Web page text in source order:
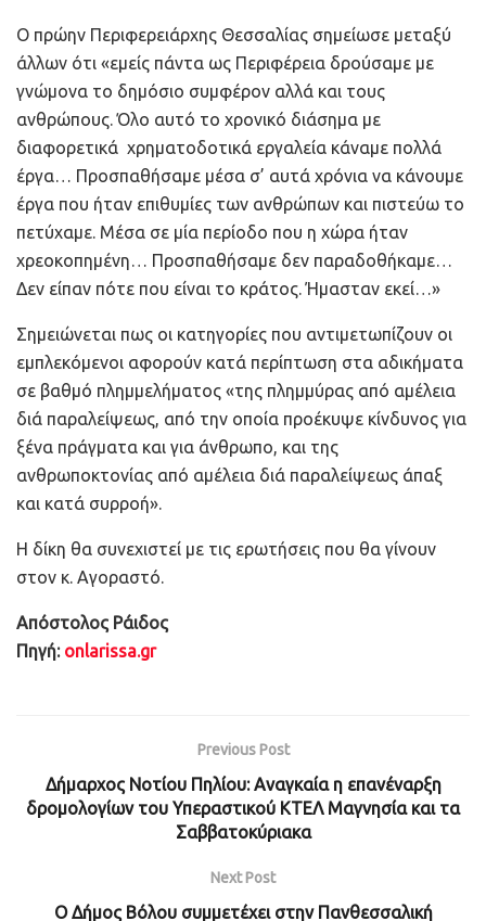
Ο πρώην Περιφερειάρχης Θεσσαλίας σημείωσε μεταξύ
άλλων ότι «εμείς πάντα ως Περιφέρεια δρούσαμε με
γνώμονα το δημόσιο συμφέρον αλλά και τους
ανθρώπους. Όλο αυτό το χρονικό διάσημα με
διαφορετικά χρηματοδοτικά εργαλεία κάναμε πολλά
έργα… Προσπαθήσαμε μέσα σ’ αυτά χρόνια να κάνουμε
έργα που ήταν επιθυμίες των ανθρώπων και πιστεύω το
πετύχαμε. Μέσα σε μία περίοδο που η χώρα ήταν
χρεοκοπημένη… Προσπαθήσαμε δεν παραδοθήκαμε…
Δεν είπαν πότε που είναι το κράτος. Ήμασταν εκεί…»
Σημειώνεται πως οι κατηγορίες που αντιμετωπίζουν οι
εμπλεκόμενοι αφορούν κατά περίπτωση στα αδικήματα
σε βαθμό πλημμελήματος «της πλημμύρας από αμέλεια
διά παραλείψεως, από την οποία προέκυψε κίνδυνος για
ξένα πράγματα και για άνθρωπο, και της
ανθρωποκτονίας από αμέλεια διά παραλείψεως άπαξ
και κατά συρροή».
Η δίκη θα συνεχιστεί με τις ερωτήσεις που θα γίνουν
στον κ. Αγοραστό.
Απόστολος Ράιδος
Πηγή: onlarissa.gr
Previous Post
Δήμαρχος Νοτίου Πηλίου: Αναγκαία η επανέναρξη
δρομολογίων του Υπεραστικού ΚΤΕΛ Μαγνησία και τα
Σαββατοκύριακα
Next Post
O Δήμος Βόλου συμμετέχει στην Πανθεσσαλική